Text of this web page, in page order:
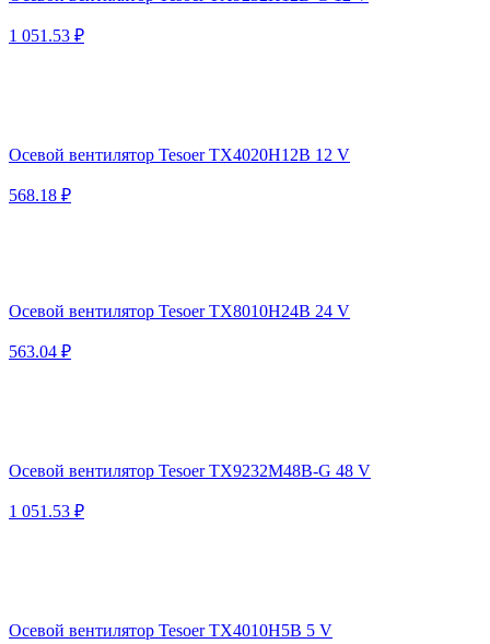
1 051.53 ₽
Осевой вентилятор Tesoer TX4020H12B 12 V
568.18 ₽
Осевой вентилятор Tesoer TX8010H24B 24 V
563.04 ₽
Осевой вентилятор Tesoer TX9232M48B-G 48 V
1 051.53 ₽
Осевой вентилятор Tesoer TX4010H5B 5 V